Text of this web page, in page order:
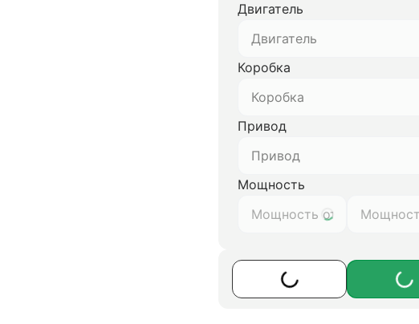
Двигатель
Двигатель
Коробка
Коробка
Привод
Привод
Мощность